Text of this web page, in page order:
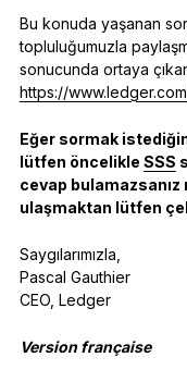
Bu konuda yaşanan
topluluğumuzla
sonucunda ortaya
https://
Eğer sormak
lütfen öncelikle SSS
cevap
ulaşmaktan lütfen
Saygılarımızla,
Pascal Gauthier
CEO, Ledger
Version française